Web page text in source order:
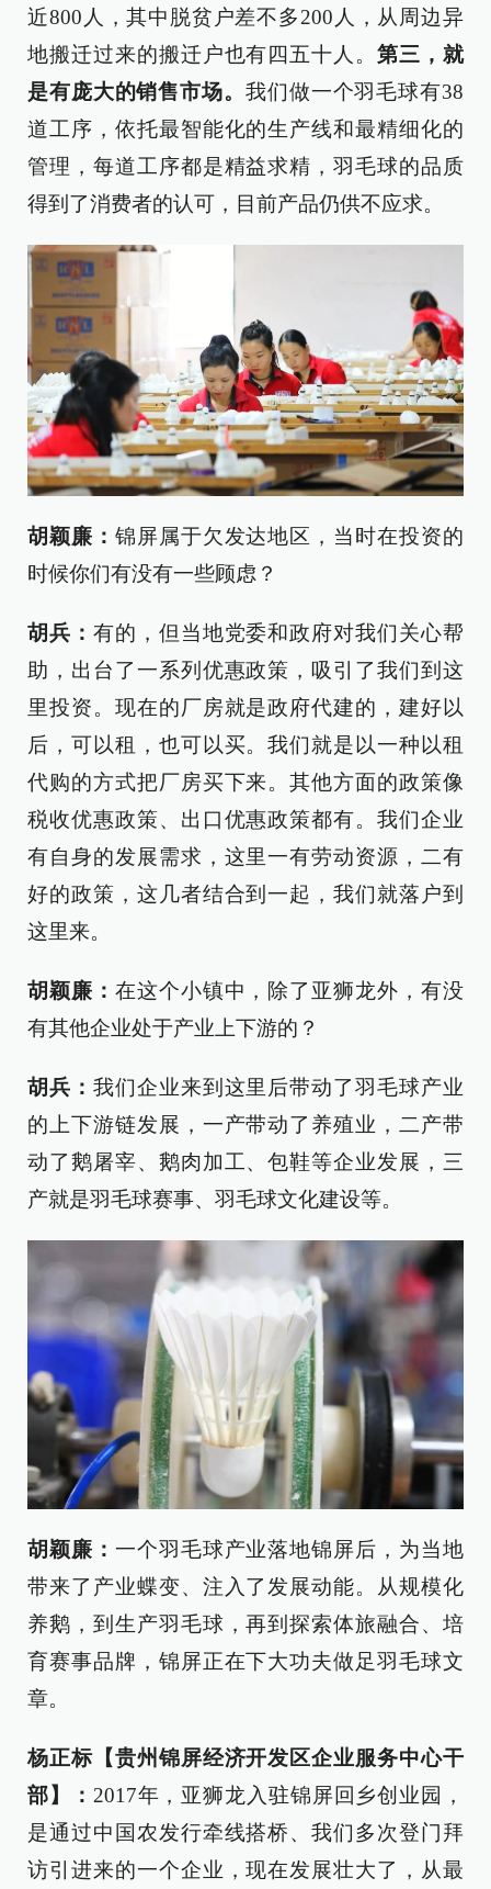
近800人，其中脱贫户差不多200人，从周边异
地搬迁过来的搬迁户也有四五十人。第三，就
是有庞大的销售市场。 我们做一个羽毛球有38
道工序，依托最智能化的生产线和最精细化的
管理，每道工序都是精益求精，羽毛球的品质
得到了消费者的认可，目前产品仍供不应求。
胡颖廉： 锦屏属于欠发达地区，当时在投资的
时候你们有没有一些顾虑？
胡兵： 有的，但当地党委和政府对我们关心帮
助，出台了一系列优惠政策，吸引了我们到这
里投资。现在的厂房就是政府代建的，建好以
后，可以租，也可以买。我们就是以一种以租
代购的方式把厂房买下来。其他方面的政策像
税收优惠政策、出口优惠政策都有。我们企业
有自身的发展需求，这里一有劳动资源，二有
好的政策，这几者结合到一起，我们就落户到
这里来。
胡颖廉： 在这个小镇中，除了亚狮龙外，有没
有其他企业处于产业上下游的？
胡兵： 我们企业来到这里后带动了羽毛球产业
的上下游链发展，一产带动了养殖业，二产带
动了鹅屠宰、鹅肉加工、包鞋等企业发展，三
产就是羽毛球赛事、羽毛球文化建设等。
胡颖廉： 一个羽毛球产业落地锦屏后，为当地
带来了产业蝶变、注入了发展动能。从规模化
养鹅，到生产羽毛球，再到探索体旅融合、培
育赛事品牌，锦屏正在下大功夫做足羽毛球文
章。
杨正标【贵州锦屏经济开发区企业服务中心干
部】： 2017年，亚狮龙入驻锦屏回乡创业园，
是通过中国农发行牵线搭桥、我们多次登门拜
访引进来的一个企业，现在发展壮大了，从最